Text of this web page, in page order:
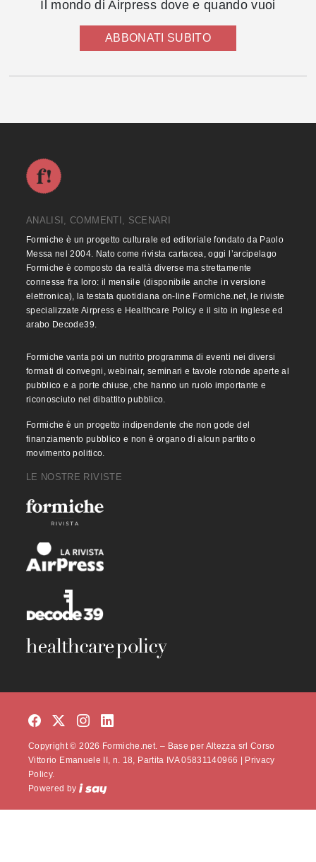
Il mondo di Airpress dove e quando vuoi
ABBONATI SUBITO
ANALISI, COMMENTI, SCENARI
Formiche è un progetto culturale ed editoriale fondato da Paolo
Messa nel 2004. Nato come rivista cartacea, oggi l’arcipelago
Formiche è composto da realtà diverse ma strettamente
connesse fra loro: il mensile (disponibile anche in versione
elettronica), la testata quotidiana on-line Formiche.net, le riviste
specializzate Airpress e Healthcare Policy e il sito in inglese ed
arabo Decode39.
Formiche vanta poi un nutrito programma di eventi nei diversi
formati di convegni, webinair, seminari e tavole rotonde aperte al
pubblico e a porte chiuse, che hanno un ruolo importante e
riconosciuto nel dibattito pubblico.
Formiche è un progetto indipendente che non gode del
finanziamento pubblico e non è organo di alcun partito o
movimento politico.
LE NOSTRE RIVISTE
Copyright © 2026 Formiche.net. – Base per Altezza srl Corso
Vittorio Emanuele II, n. 18, Partita IVA 05831140966 | Privacy
Policy.
Powered by